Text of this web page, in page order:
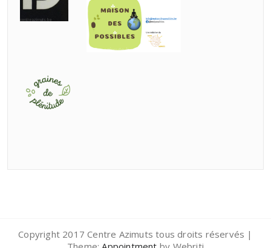
Copyright 2017 Centre Azimuts tous droits réservés |